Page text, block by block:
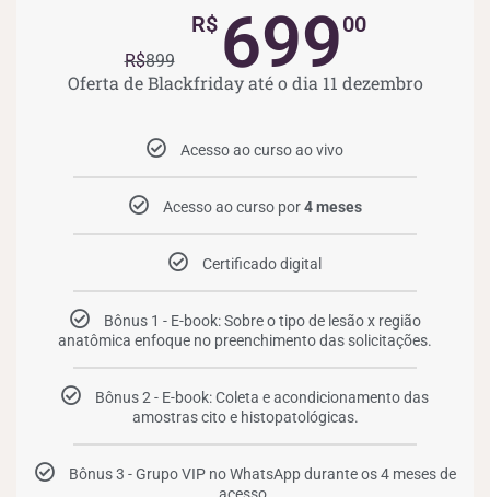
R$899
R$ 69900
Oferta de Blackfriday até o dia 11 dezembro
Acesso ao curso ao vivo
Acesso ao curso por4 meses
Certificado digital
Bônus 1 - E-book: Sobre o tipo de lesão x região
anatômica enfoque no preenchimento das solicitações.
Bônus 2 - E-book: Coleta e acondicionamento das
amostras cito e histopatológicas.
Bônus 3 - Grupo VIP no WhatsApp durante os 4 meses de